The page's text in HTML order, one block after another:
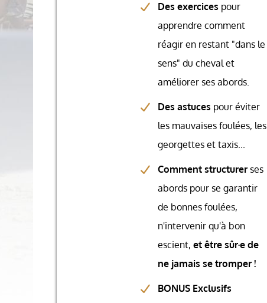
Des exercices pour
apprendre comment
réagir en restant "dans le
sens" du cheval et
améliorer ses abords.
Des astuces pour éviter
les mauvaises foulées, les
georgettes et taxis...
Comment structurerses
abords pour se garantir
de bonnes foulées,
n'intervenir qu'à bon
escient, et être sûr·e de
ne jamais se tromper !
BONUS Exclusifs